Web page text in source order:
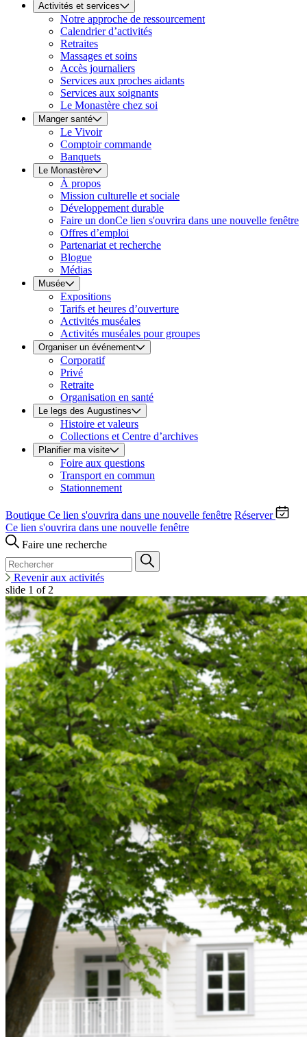
Activités et services
Notre approche de ressourcement
Calendrier d’activités
Retraites
Massages et soins
Accès journaliers
Services aux proches aidants
Services aux soignants
Le Monastère chez soi
Manger santé
Le Vivoir
Comptoir commande
Banquets
Le Monastère
À propos
Mission culturelle et sociale
Développement durable
Faire un donCe lien s'ouvrira dans une nouvelle fenêtre
Offres d’emploi
Partenariat et recherche
Blogue
Médias
Musée
Expositions
Tarifs et heures d’ouverture
Activités muséales
Activités muséales pour groupes
Organiser un événement
Corporatif
Privé
Retraite
Organisation en santé
Le legs des Augustines
Histoire et valeurs
Collections et Centre d’archives
Planifier ma visite
Foire aux questions
Transport en commun
Stationnement
Boutique Ce lien s'ouvrira dans une nouvelle fenêtre Réserver
Ce lien s'ouvrira dans une nouvelle fenêtre
Faire une recherche
Revenir aux activités
slide 1 of 2